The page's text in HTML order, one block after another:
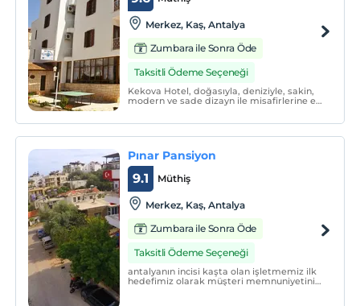
Merkez, Kaş, Antalya
Zumbara ile Sonra Öde
Taksitli Ödeme Seçeneği
Kekova Hotel, doğasıyla, deniziyle, sakin,
modern ve sade dizayn ile misafirlerine ev
Pınar Pansiyon
Müthiş
9.1
Merkez, Kaş, Antalya
Zumbara ile Sonra Öde
Taksitli Ödeme Seçeneği
antalyanın incisi kaşta olan işletmemiz ilk
hedefimiz olarak müşteri memnuniyetini